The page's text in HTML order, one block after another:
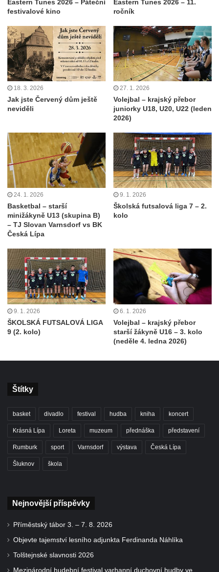
Eastern Tunes 2026 – Páteční
festivalové kino
Eastern Tunes 2026 – 11.
ročník
18. 3. 2026
Jak jste Červený dům ještě
neviděli
27. 1. 2026
Volejbal – krajský přebor
juniorky U18, U20, U22 (leden
2026)
24. 1. 2026
Basketbal – starší
minižákyně U13 (skupina B)
– TJ Slovan Varnsdorf vs BK
Česká Lípa
9. 1. 2026
Školská futsalová liga 7 – 2.
kolo
9. 1. 2026
ŠKOLSKÁ FUTSALOVÁ LIGA
9 (2. kolo)
6. 1. 2026
Volejbal – krajský přebor
starší žákyně U16 – 3. kolo
(neděle 4. ledna 2026)
Štítky
basket divadlo festival hudba kniha koncert
Krásná Lípa Loreta muzeum přednáška představení
Rumburk sport Varnsdorf výstava Česká Lípa
Šluknov škola
Nejnovější příspěvky
Příměstský tábor 3. – 7. 8. 2026
Objevte tajemství lesního adjunkta Ferdinanda Náhlíka
Tolštejnské slavnosti 2026
Mezinárodní hudební festival varhanní duchovní hudby ve